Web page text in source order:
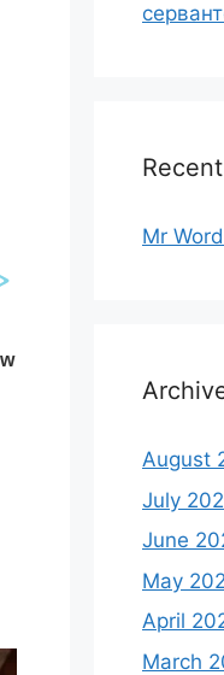
Mr
August
July
June
May
April
March